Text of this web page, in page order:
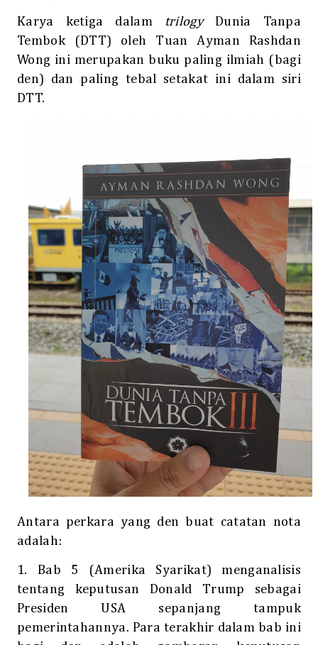
Karya ketiga dalam trilogyDunia Tanpa
Tembok (DTT) oleh Tuan Ayman Rashdan
Wong ini merupakan buku paling ilmiah (bagi
den) dan paling tebal setakat ini dalam siri
DTT.
Antara perkara yang den buat catatan nota
adalah:
1. Bab 5 (Amerika Syarikat) menganalisis
tentang keputusan Donald Trump sebagai
Presiden USA sepanjang tampuk
pemerintahannya. Para terakhir dalam bab ini